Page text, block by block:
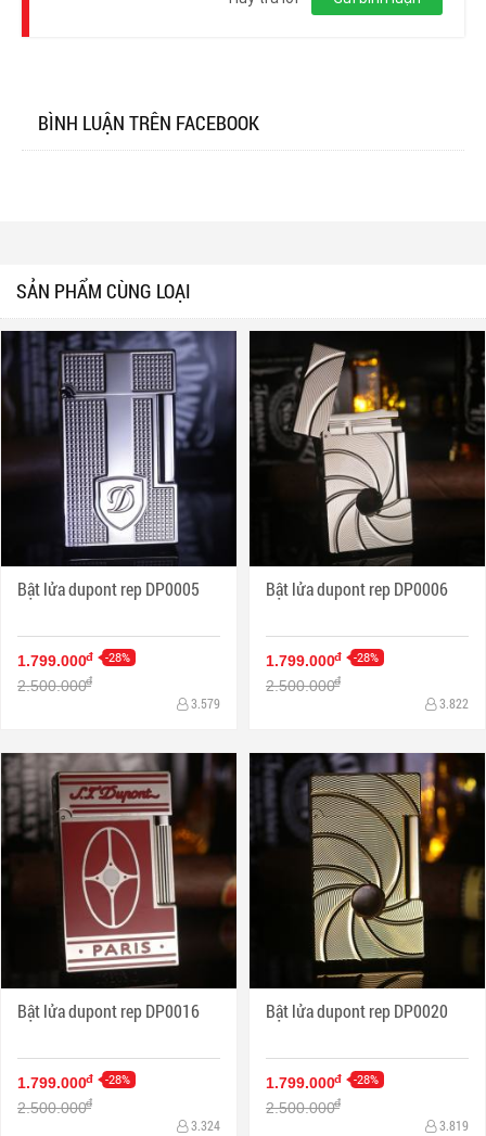
BÌNH LUẬN TRÊN FACEBOOK
SẢN PHẨM CÙNG LOẠI
Bật lửa dupont rep DP0005
1.799.000đ -28%
2.500.000đ
3.579
Bật lửa dupont rep DP0006
1.799.000đ -28%
2.500.000đ
3.822
Bật lửa dupont rep DP0016
1.799.000đ -28%
2.500.000đ
3.324
Bật lửa dupont rep DP0020
1.799.000đ -28%
2.500.000đ
3.819